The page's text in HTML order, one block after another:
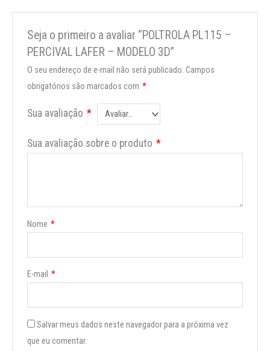
Seja o primeiro a avaliar “POLTROLA PL115 –
PERCIVAL LAFER – MODELO 3D”
O seu endereço de e-mail não será publicado. Campos
obrigatórios são marcados com *
Sua avaliação *
Sua avaliação sobre o produto *
Nome *
E-mail *
Salvar meus dados neste navegador para a próxima vez
que eu comentar.